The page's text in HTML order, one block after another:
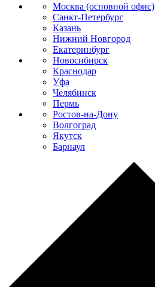
Москва (основной офис)
Санкт-Петербург
Казань
Нижний Новгород
Екатеринбург
Новосибирск
Краснодар
Уфа
Челябинск
Пермь
Ростов-на-Дону
Волгоград
Якутск
Барнаул